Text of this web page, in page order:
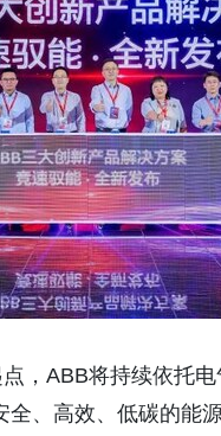
，ABB将持续依托
、高效、低碳的能